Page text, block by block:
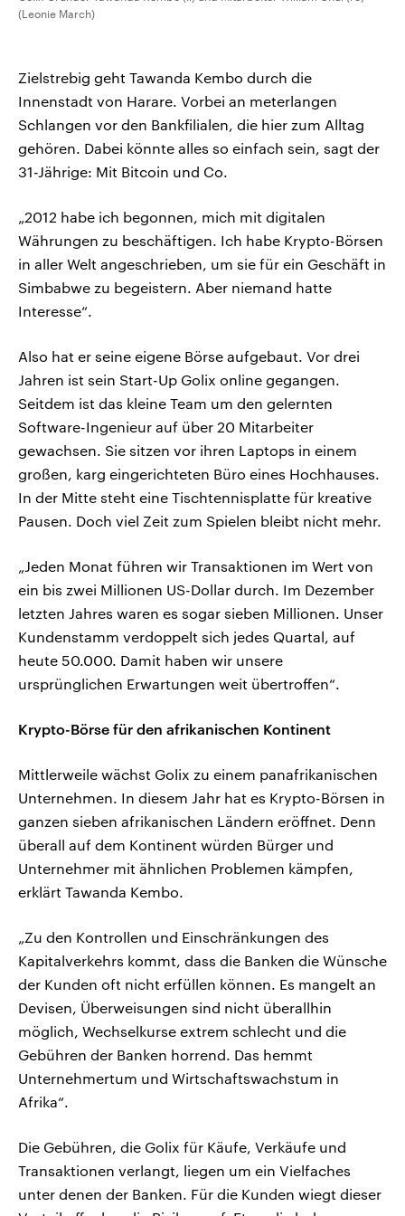
(Leonie March)
Zielstrebig geht Tawanda Kembo durch die
Innenstadt von Harare. Vorbei an meterlangen
Schlangen vor den Bankfilialen, die hier zum Alltag
gehören. Dabei könnte alles so einfach sein, sagt der
31-Jährige: Mit Bitcoin und Co.
„2012 habe ich begonnen, mich mit digitalen
Währungen zu beschäftigen. Ich habe Krypto-Börsen
in aller Welt angeschrieben, um sie für ein Geschäft in
Simbabwe zu begeistern. Aber niemand hatte
Interesse“.
Also hat er seine eigene Börse aufgebaut. Vor drei
Jahren ist sein Start-Up Golix online gegangen.
Seitdem ist das kleine Team um den gelernten
Software-Ingenieur auf über 20 Mitarbeiter
gewachsen. Sie sitzen vor ihren Laptops in einem
großen, karg eingerichteten Büro eines Hochhauses.
In der Mitte steht eine Tischtennisplatte für kreative
Pausen. Doch viel Zeit zum Spielen bleibt nicht mehr.
„Jeden Monat führen wir Transaktionen im Wert von
ein bis zwei Millionen US-Dollar durch. Im Dezember
letzten Jahres waren es sogar sieben Millionen. Unser
Kundenstamm verdoppelt sich jedes Quartal, auf
heute 50.000. Damit haben wir unsere
ursprünglichen Erwartungen weit übertroffen“.
Krypto-Börse für den afrikanischen Kontinent
Mittlerweile wächst Golix zu einem panafrikanischen
Unternehmen. In diesem Jahr hat es Krypto-Börsen in
ganzen sieben afrikanischen Ländern eröffnet. Denn
überall auf dem Kontinent würden Bürger und
Unternehmer mit ähnlichen Problemen kämpfen,
erklärt Tawanda Kembo.
„Zu den Kontrollen und Einschränkungen des
Kapitalverkehrs kommt, dass die Banken die Wünsche
der Kunden oft nicht erfüllen können. Es mangelt an
Devisen, Überweisungen sind nicht überallhin
möglich, Wechselkurse extrem schlecht und die
Gebühren der Banken horrend. Das hemmt
Unternehmertum und Wirtschaftswachstum in
Afrika“.
Die Gebühren, die Golix für Käufe, Verkäufe und
Transaktionen verlangt, liegen um ein Vielfaches
unter denen der Banken. Für die Kunden wiegt dieser